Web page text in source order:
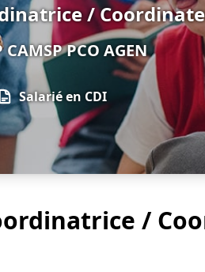
/
CAMSP PCO AGEN
Salarié en CDI
/